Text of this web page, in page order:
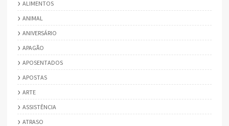
ALIMENTOS
ANIMAL
ANIVERSÁRIO
APAGÃO
APOSENTADOS
APOSTAS
ARTE
ASSISTÊNCIA
ATRASO